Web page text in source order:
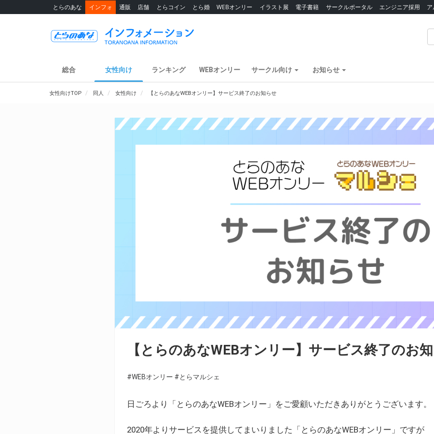
とらのあな インフォ 通販 店舗 とらコイン とら婚 WEBオンリー イラスト展 電子書籍 サークルポータル エンジニア採用
総合 女性向け ランキング WEBオンリー サークル向け お知らせ
女性向けTOP 同人 女性向け 【とらのあなWEBオンリー】サービス終了のお知らせ
【とらのあなWEBオンリー】サービス終了のお
#WEBオンリー #とらマルシェ
日ごろより「とらのあなWEBオンリー」をご愛顧いただきありがとうございます。
2020年よりサービスを提供してまいりました「とらのあなWEBオンリー」ですが